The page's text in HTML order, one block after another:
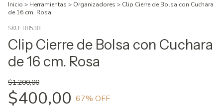
Inicio > Herramientas > Organizadores > Clip Cierre de Bolsa con Cuchara
de 16 cm. Rosa
SKU: B8538
Clip Cierre de Bolsa con Cuchara
de 16 cm. Rosa
$1.200,00
$400,00 67% OFF